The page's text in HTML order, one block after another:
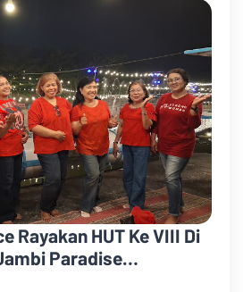
Rayakan HUT Ke VIII Di
Paradise